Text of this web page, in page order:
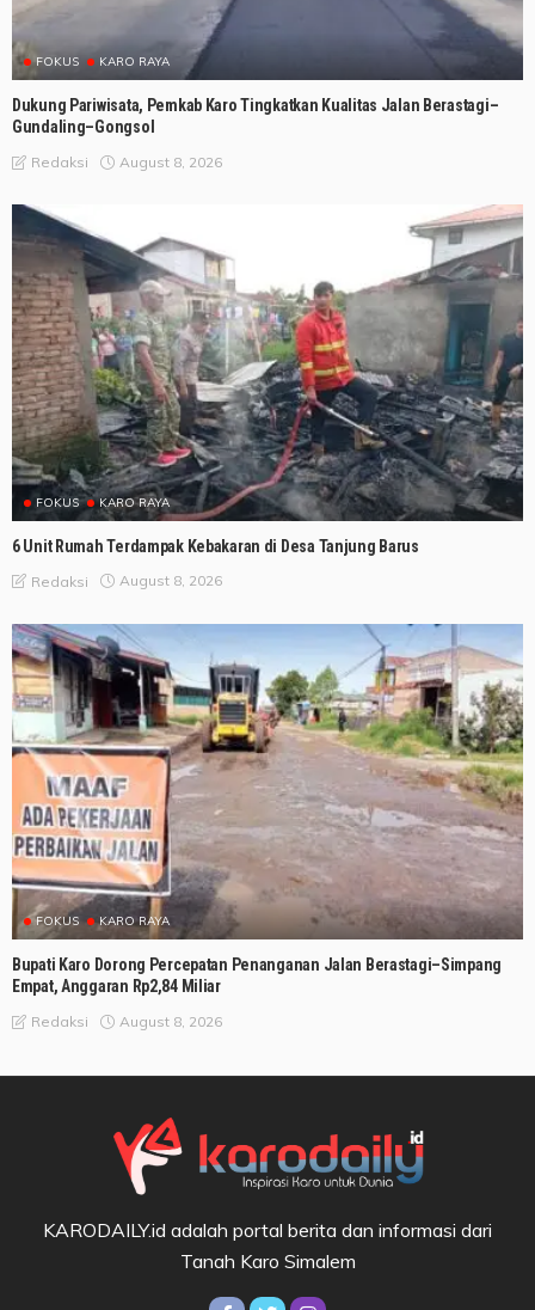
FOKUS KARO RAYA
Dukung Pariwisata, Pemkab Karo Tingkatkan Kualitas Jalan Berastagi–
Gundaling–Gongsol
Redaksi August 8, 2026
FOKUS KARO RAYA
6 Unit Rumah Terdampak Kebakaran di Desa Tanjung Barus
Redaksi August 8, 2026
FOKUS KARO RAYA
Bupati Karo Dorong Percepatan Penanganan Jalan Berastagi–Simpang
Empat, Anggaran Rp2,84 Miliar
Redaksi August 8, 2026
KARODAILY.id adalah portal berita dan informasi dari
Tanah Karo Simalem